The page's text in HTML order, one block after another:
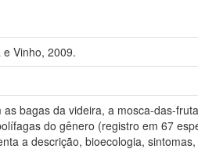
Vinho, 2009.
bagas da videira, a mosca-das-
do gênero (registro em 67
a descrição, bioecologia,